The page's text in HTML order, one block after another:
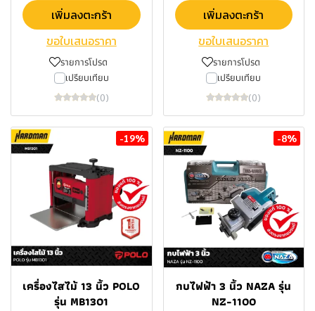
เพิ่มลงตะกร้า
ขอใบเสนอราคา
รายการโปรด
เปรียบเทียบ
(0)
เพิ่มลงตะกร้า
ขอใบเสนอราคา
รายการโปรด
เปรียบเทียบ
(0)
-19%
เครื่องไสไม้ 13 นิ้ว POLO
รุ่น MB1301
-8%
กบไฟฟ้า 3 นิ้ว NAZA รุ่น
NZ-1100